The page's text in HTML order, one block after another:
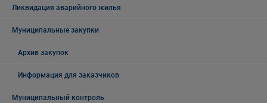
Ликвидация аварийного жилья
Муниципальные закупки
Архив закупок
Информация для заказчиков
Муниципальный контроль